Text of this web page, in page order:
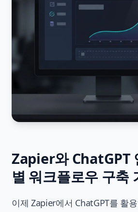
Zapier와 ChatGPT
별 워크플로우 구축
이제 Zapier에서 ChatGPT를 활